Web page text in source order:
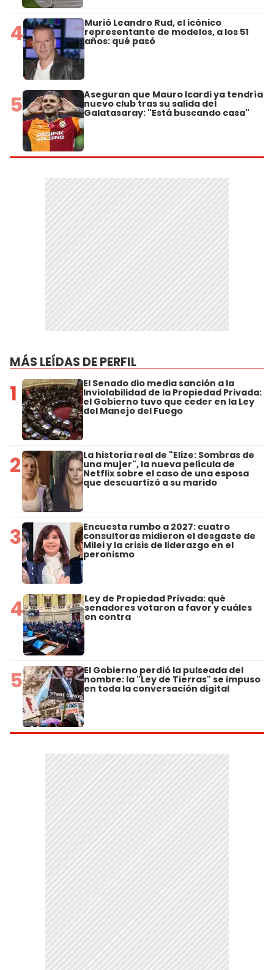
4 Murió Leandro Rud, el icónico
representante de modelos, a los 51
años: qué pasó
5 Aseguran que Mauro Icardi ya tendría
nuevo club tras su salida del
Galatasaray: "Está buscando casa"
MÁS LEÍDAS DE PERFIL
1 El Senado dio media sanción a la
Inviolabilidad de la Propiedad Privada:
el Gobierno tuvo que ceder en la Ley
del Manejo del Fuego
2 La historia real de "Elize: Sombras de
una mujer", la nueva película de
Netflix sobre el caso de una esposa
que descuartizó a su marido
3 Encuesta rumbo a 2027: cuatro
consultoras midieron el desgaste de
Milei y la crisis de liderazgo en el
peronismo
4 Ley de Propiedad Privada: qué
senadores votaron a favor y cuáles
en contra
5 El Gobierno perdió la pulseada del
nombre: la "Ley de Tierras" se impuso
en toda la conversación digital